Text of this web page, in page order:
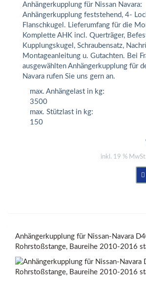
Anhängerkupplung für Nissan Navara:
Anhängerkupplung feststehend, 4-
Flanschkugel. Lieferumfang für die
Komplette AHK incl. Querträger,
Kupplungskugel, Schraubensatz,
Montageanleitung u. Gutachten. Bei
ausgewählten Anhängerkupplung für
Navara rufen Sie uns gern an.
max. Anhängelast in kg:
3500
max. Stützlast in kg:
150
inkl. 19 %
Anhängerkupplung für Nissan-Navara
Rohrstoßstange, Baureihe 2010-2016